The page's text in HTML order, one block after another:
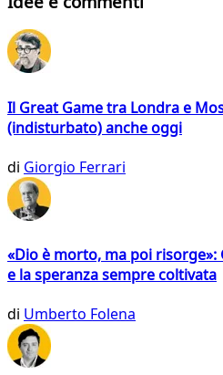
Il Great Game tra Londra e
(indisturbato) anche oggi
di Giorgio Ferrari
«Dio è morto, ma poi risorge»:
e la speranza sempre coltivata
di Umberto Folena